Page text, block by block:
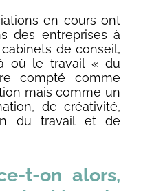
en cours ont
des entreprises à
de conseil,
où le travail « du
compté comme
mais comme un
de créativité,
du travail et de
t-on alors,